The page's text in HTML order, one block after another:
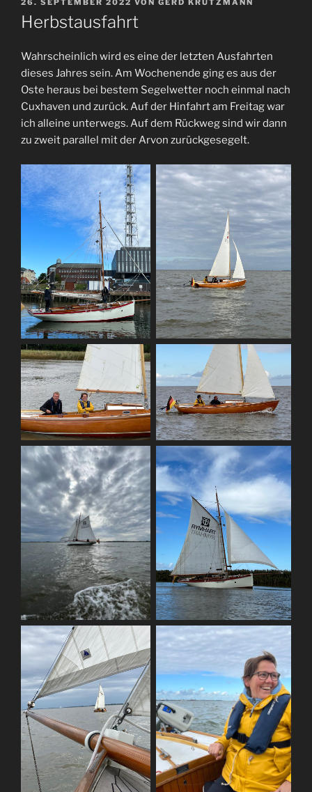
AM
26. SEPTEMBER 2022 VON GERD KRÜTZMANN
Herbstausfahrt
Wahrscheinlich wird es eine der letzten Ausfahrten
dieses Jahres sein. Am Wochenende ging es aus der
Oste heraus bei bestem Segelwetter noch einmal nach
Cuxhaven und zurück. Auf der Hinfahrt am Freitag war
ich alleine unterwegs. Auf dem Rückweg sind wir dann
zu zweit parallel mit der Arvon zurückgesegelt.